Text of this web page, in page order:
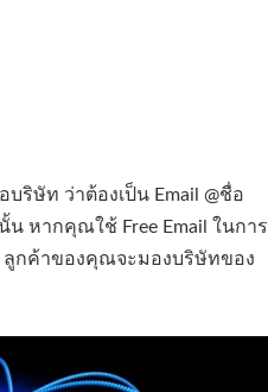
ริษัท ว่าต้องเป็น Email @ชื่อ
น หากคุณใช้ Free Email ในการ
กค้าของคุณจะมองบริษัทของ